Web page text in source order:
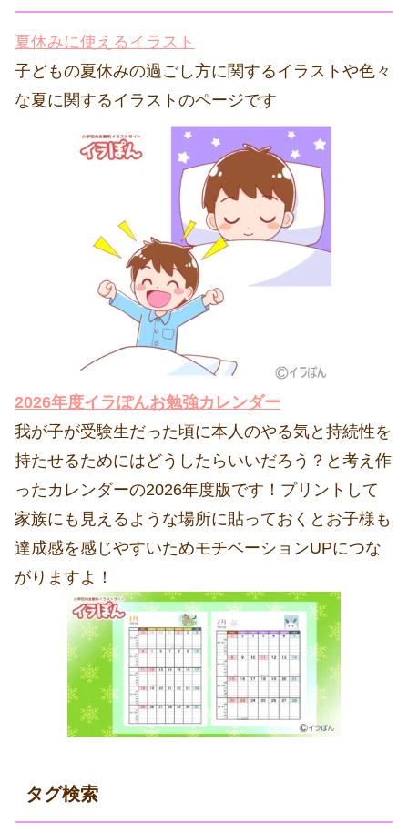
夏休みに使えるイラスト
子どもの夏休みの過ごし方に関するイラストや色々
な夏に関するイラストのページです
2026年度イラぽんお勉強カレンダー
我が子が受験生だった頃に本人のやる気と持続性を
持たせるためにはどうしたらいいだろう？と考え作
ったカレンダーの2026年度版です！プリントして
家族にも見えるような場所に貼っておくとお子様も
達成感を感じやすいためモチベーションUPにつな
がりますよ！
タグ検索